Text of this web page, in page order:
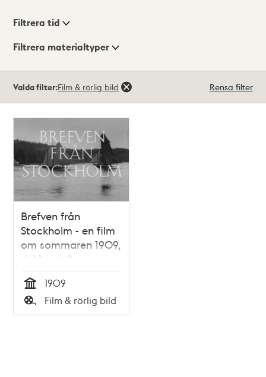
Visningsläge
Filtrera tid
Filtrera materialtyper
träffar
Valda filter:Film & rörlig bild Rensa filter
Brefven från
Stockholm - en film
om sommaren 1909,
del 1 och 2
Tid
1909
Typ
Film & rörlig bild